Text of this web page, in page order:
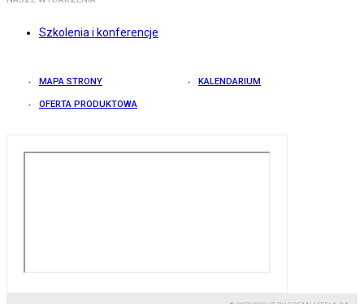
Szkolenia i konferencje
MAPA STRONY KALENDARIUM
OFERTA PRODUKTOWA